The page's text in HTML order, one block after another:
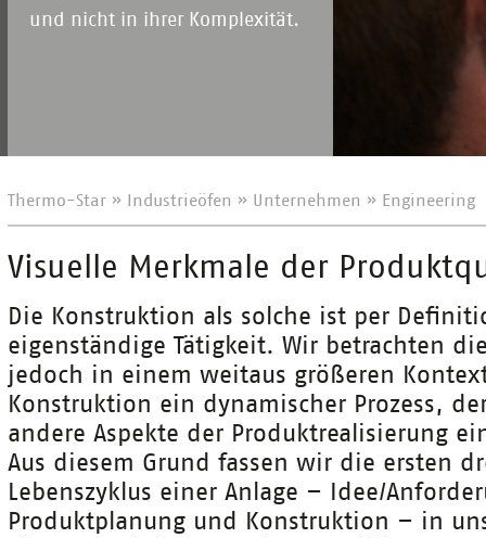
und nicht in ihrer Komplexität.
Thermo-Star » Industrieöfen » Unternehmen » Engineering
Visuelle Merkmale der
Die Konstruktion als solche ist per
eigenständige Tätigkeit. Wir betrachten
jedoch in einem weitaus größeren
Konstruktion ein dynamischer Prozess,
andere Aspekte der Produktrealisierung
Aus diesem Grund fassen wir die ersten
Lebenszyklus einer Anlage – Idee/
Produktplanung und Konstruktion – in